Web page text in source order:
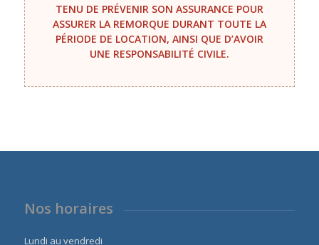
TENU DE PRÉVENIR SON ASSURANCE POUR
ASSURER LA REMORQUE DURANT TOUTE LA
PÉRIODE DE LOCATION, AINSI QUE D’AVOIR
UNE RESPONSABILITÉ CIVILE.
Nos horaires
Lundi au vendredi